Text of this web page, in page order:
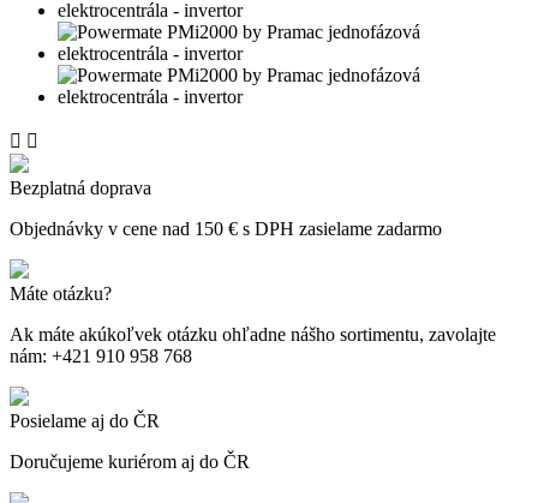
 
Bezplatná doprava
Objednávky v cene nad 150 € s DPH zasielame zadarmo
Máte otázku?
Ak máte akúkoľvek otázku ohľadne nášho sortimentu, zavolajte
nám: +421 910 958 768
Posielame aj do ČR
Doručujeme kuriérom aj do ČR